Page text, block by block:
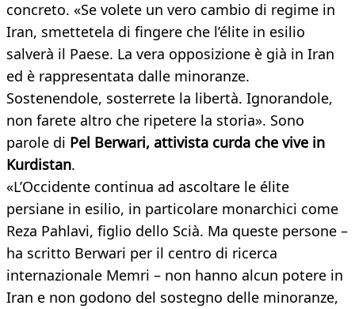
concreto. «Se volete un vero cambio di regime in
Iran, smettetela di fingere che l’élite in esilio
salverà il Paese. La vera opposizione è già in Iran
ed è rappresentata dalle minoranze.
Sostenendole, sosterrete la libertà. Ignorandole,
non farete altro che ripetere la storia». Sono
parole di Pel Berwari, attivista curda che vive in
Kurdistan.
«L’Occidente continua ad ascoltare le élite
persiane in esilio, in particolare monarchici come
Reza Pahlavi, figlio dello Scià. Ma queste persone –
ha scritto Berwari per il centro di ricerca
internazionale Memri – non hanno alcun potere in
Iran e non godono del sostegno delle minoranze,